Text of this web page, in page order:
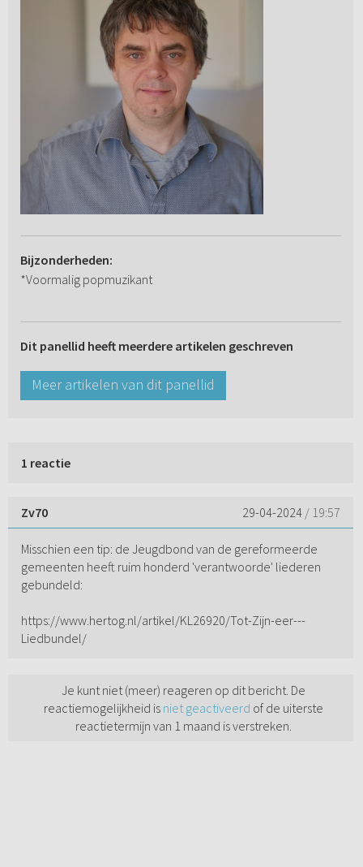
Bijzonderheden:
*Voormalig popmuzikant
Dit panellid heeft meerdere artikelen geschreven
Meer artikelen van dit panellid
1 reactie
Zv70 29-04-2024 / 19:57
Misschien een tip: de Jeugdbond van de gereformeerde
gemeenten heeft ruim honderd 'verantwoorde' liederen
gebundeld:
https://www.hertog.nl/artikel/KL26920/Tot-Zijn-eer---
Liedbundel/
Je kunt niet (meer) reageren op dit bericht. De
reactiemogelijkheid is niet geactiveerd of de uiterste
reactietermijn van 1 maand is verstreken.